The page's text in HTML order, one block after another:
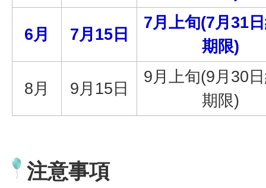
6月 7月15日
7月上旬(7月31
期限)
8月 9月15日
9月上旬(9月30
期限)
注意事項